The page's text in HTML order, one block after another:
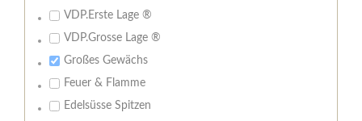
VDP.Erste Lage ®
VDP.Grosse Lage ®
Großes Gewächs
Feuer & Flamme
Edelsüsse Spitzen